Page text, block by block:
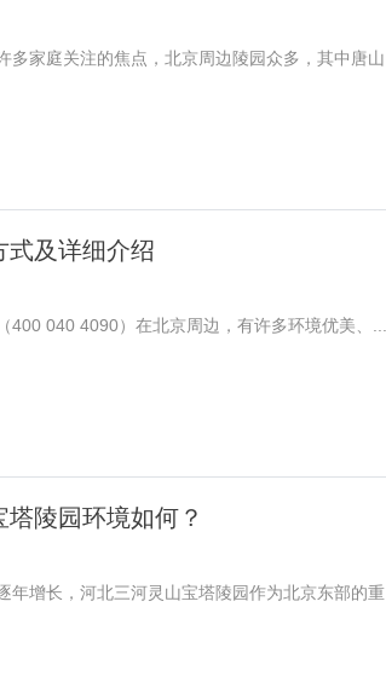
多家庭关注的焦点，北京周边陵园众多，其中唐山
式及详细介绍
040 4090）在北京周边，有许多环境优美、...
陵园环境如何？
年增长，河北三河灵山宝塔陵园作为北京东部的重